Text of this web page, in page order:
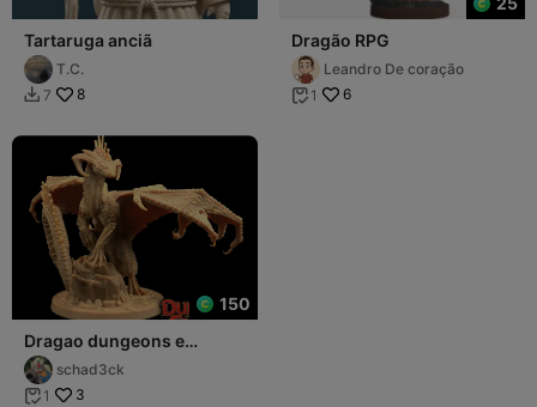
Tartaruga anciã
T.C.
 7 8
Dragão RPG
Leandro De coração
 1 6
150
Dragao dungeons e
dragonsschad3ck
 1 3